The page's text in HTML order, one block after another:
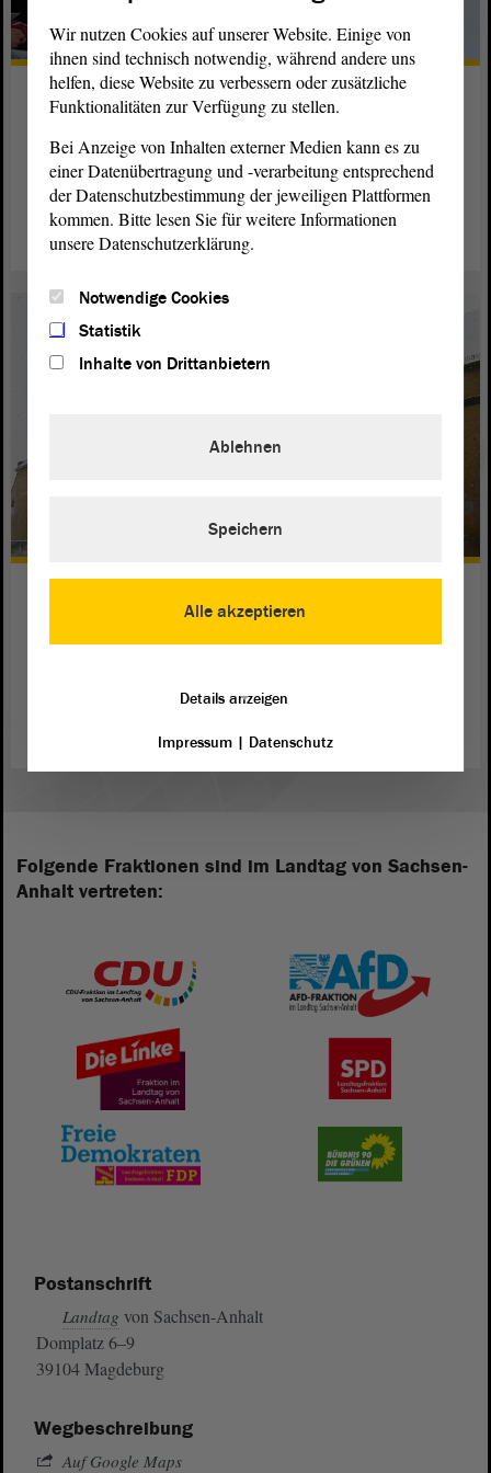
Schülergespräch am
Holocaustgedenktag
Für den Holocaustgedenktag 2014 wurde ein spezielles
Schülergespräch in der Gedenkstätte organisiert.
weiterlesen
Folgende Fraktionen sind im Landtag von Sachsen-
Anhalt vertreten:
Postanschrift
Landtag von Sachsen-Anhalt
Domplatz 6–9
39104 Magdeburg
Wegbeschreibung
Auf Google Maps
Wir nutzen Cookies auf unserer Website. Einige von
ihnen sind technisch notwendig, während andere uns
helfen, diese Website zu verbessern oder zusätzliche
Funktionalitäten zur Verfügung zu stellen.
Bei Anzeige von Inhalten externer Medien kann es zu
einer Datenübertragung und -verarbeitung entsprechend
der Datenschutzbestimmung der jeweiligen Plattformen
kommen. Bitte lesen Sie für weitere Informationen
unsere Datenschutzerklärung.
Notwendige Cookies
Statistik
Inhalte von Drittanbietern
Alle akzeptieren
Ablehnen
Speichern
Details anzeigen
Impressum| Datenschutz